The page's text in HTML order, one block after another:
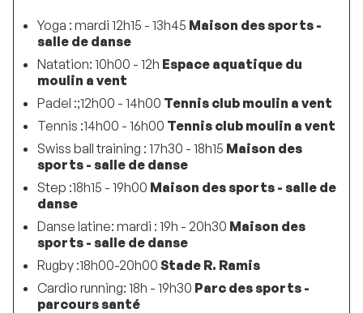
Yoga : mardi 12h15 - 13h45 Maison des sports -
salle de danse
Natation: 10h00 - 12h Espace aquatique du
moulin a vent
Padel :;12h00 - 14h00 Tennis club moulin a vent
Tennis :14h00 - 16h00 Tennis club moulin a vent
Swiss ball training : 17h30 - 18h15 Maison des
sports - salle de danse
Step :18h15 - 19h00 Maison des sports - salle de
danse
Danse latine: mardi : 19h - 20h30 Maison des
sports - salle de danse
Rugby :18h00-20h00 Stade R. Ramis
Cardio running: 18h - 19h30 Parc des sports -
parcours santé